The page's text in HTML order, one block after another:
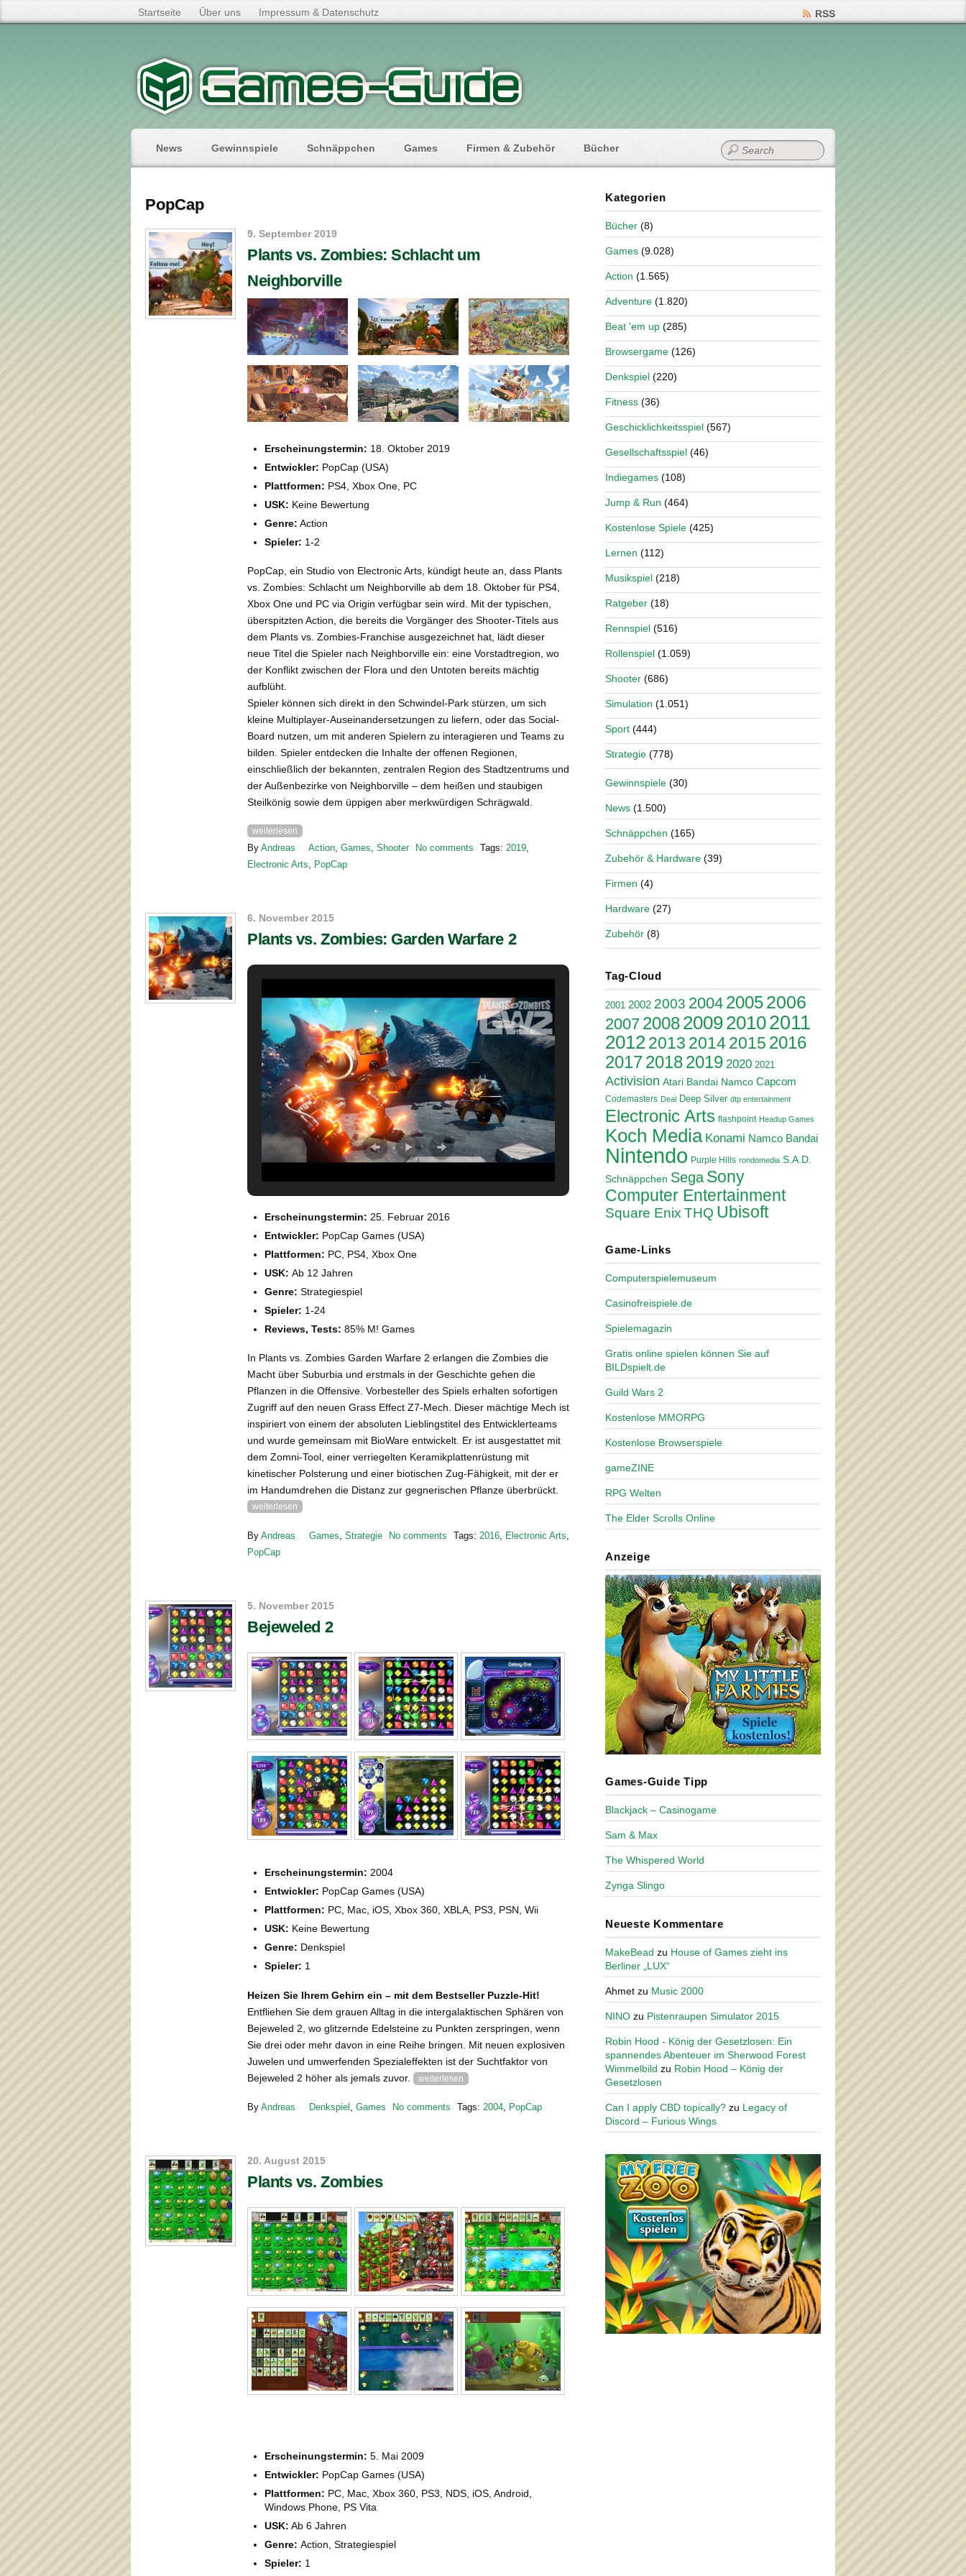
Startseite Über uns Impressum & Datenschutz RSS
News Gewinnspiele Schnäppchen Games Firmen & Zubehör Bücher
PopCap
9. September 2019
Plants vs. Zombies: Schlacht um
Neighborville
Erscheinungstermin: 18. Oktober 2019
Entwickler: PopCap (USA)
Plattformen: PS4, Xbox One, PC
USK: Keine Bewertung
Genre: Action
Spieler: 1-2
PopCap, ein Studio von Electronic Arts, kündigt heute an, dass Plants
vs. Zombies: Schlacht um Neighborville ab dem 18. Oktober für PS4,
Xbox One und PC via Origin verfügbar sein wird. Mit der typischen,
überspitzten Action, die bereits die Vorgänger des Shooter-Titels aus
dem Plants vs. Zombies-Franchise ausgezeichnet hat, lädt dieser
neue Titel die Spieler nach Neighborville ein: eine Vorstadtregion, wo
der Konflikt zwischen der Flora und den Untoten bereits mächtig
aufblüht.
Spieler können sich direkt in den Schwindel-Park stürzen, um sich
kleine Multiplayer-Auseinandersetzungen zu liefern, oder das Social-
Board nutzen, um mit anderen Spielern zu interagieren und Teams zu
bilden. Spieler entdecken die Inhalte der offenen Regionen,
einschließlich der bekannten, zentralen Region des Stadtzentrums und
der Außenbezirke von Neighborville – dem heißen und staubigen
Steilkönig sowie dem üppigen aber merkwürdigen Schrägwald.
weiterlesen
By Andreas Action Games Shooter No comments Tags: 2019
Electronic Arts
PopCap
6. November 2015
Plants vs. Zombies: Garden Warfare 2
Erscheinungstermin: 25. Februar 2016
Entwickler: PopCap Games (USA)
Plattformen: PC, PS4, Xbox One
USK: Ab 12 Jahren
Genre: Strategiespiel
Spieler: 1-24
Reviews, Tests: 85% M! Games
In Plants vs. Zombies Garden Warfare 2 erlangen die Zombies die
Macht über Suburbia und erstmals in der Geschichte gehen die
Pflanzen in die Offensive. Vorbesteller des Spiels erhalten sofortigen
Zugriff auf den neuen Grass Effect Z7-Mech. Dieser mächtige Mech ist
inspiriert von einem der absoluten Lieblingstitel des Entwicklerteams
und wurde gemeinsam mit BioWare entwickelt. Er ist ausgestattet mit
dem Zomni-Tool, einer verriegelten Keramikplattenrüstung mit
kinetischer Polsterung und einer biotischen Zug-Fähigkeit, mit der er
im Handumdrehen die Distanz zur gegnerischen Pflanze überbrückt.
weiterlesen
By Andreas Games, Strategie No comments Tags: 2016, Electronic Arts,
PopCap
5. November 2015
Bejeweled 2
Erscheinungstermin: 2004
Entwickler: PopCap Games (USA)
Plattformen: PC, Mac, iOS, Xbox 360, XBLA, PS3, PSN, Wii
USK: Keine Bewertung
Genre: Denkspiel
Spieler: 1
Heizen Sie Ihrem Gehirn ein – mit dem Bestseller Puzzle-Hit!
Entfliehen Sie dem grauen Alltag in die intergalaktischen Sphären von
Bejeweled 2, wo glitzernde Edelsteine zu Punkten zerspringen, wenn
Sie drei oder mehr davon in eine Reihe bringen. Mit neuen explosiven
Juwelen und umwerfenden Spezialeffekten ist der Suchtfaktor von
Bejeweled 2 höher als jemals zuvor.
weiterlesen
By Andreas Denkspiel , Games No comments Tags: 2004, PopCap
20. August 2015
Plants vs. Zombies
Erscheinungstermin: 5. Mai 2009
Entwickler: PopCap Games (USA)
Plattformen: PC, Mac, Xbox 360, PS3, NDS, iOS, Android,
Windows Phone, PS Vita
USK: Ab 6 Jahren
Genre: Action, Strategiespiel
Spieler: 1
Kategorien
Bücher (8)
Games (9.028)
Action (1.565)
Adventure (1.820)
Beat 'em up (285)
Browsergame (126)
Denkspiel (220)
Fitness (36)
Geschicklichkeitsspiel (567)
Gesellschaftsspiel (46)
Indiegames (108)
Jump & Run (464)
Kostenlose Spiele (425)
Lernen (112)
Musikspiel (218)
Ratgeber (18)
Rennspiel (516)
Rollenspiel (1.059)
Shooter (686)
Simulation (1.051)
Sport (444)
Strategie (778)
Gewinnspiele (30)
News (1.500)
Schnäppchen (165)
Zubehör & Hardware (39)
Firmen (4)
Hardware (27)
Zubehör (8)
Tag-Cloud
2001 2002 2003 2004 20052006
2007 2008200920102011
20122013 20142015 2016
201720182019 2020 2021
Activision Atari Bandai Namco Capcom
Codemasters Deal Deep Silver dtp entertainment
Electronic Arts flashpoint Headup Games
Koch Media Konami Namco Bandai
Nintendo Purple Hills rondomedia S.A.D.
Schnäppchen Sega Sony
Computer Entertainment
Square Enix THQ Ubisoft
Game-Links
Computerspielemuseum
Casinofreispiele.de
Spielemagazin
Gratis online spielen können Sie auf
BILDspielt.de
Guild Wars 2
Kostenlose MMORPG
Kostenlose Browserspiele
gameZINE
RPG Welten
The Elder Scrolls Online
Anzeige
Games-Guide Tipp
Blackjack – Casinogame
Sam & Max
The Whispered World
Zynga Slingo
Neueste Kommentare
MakeBead zu House of Games zieht ins
Berliner „LUX“
Ahmet zu Music 2000
NINO zu Pistenraupen Simulator 2015
Robin Hood - König der Gesetzlosen: Ein
spannendes Abenteuer im Sherwood Forest
Wimmelbild zu Robin Hood – König der
Gesetzlosen
Can I apply CBD topically? zu Legacy of
Discord – Furious Wings